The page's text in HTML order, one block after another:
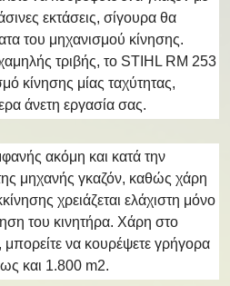
εκτάσεις, σίγουρα θα
του μηχανισμού κίνησης.
τριβής, το STIHL RM 253
κίνησης μίας ταχύτητας,
άνετη εργασία σας.
ακόμη και κατά την
μηχανής γκαζόν, καθώς χάρη
χρειάζεται ελάχιστη μόνο
του κινητήρα. Χάρη στο
να κουρέψετε γρήγορα
και 1.800 m2.